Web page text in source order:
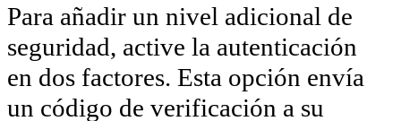
Para añadir un nivel adicional de
seguridad, active la autenticación
en dos factores. Esta opción envía
un código de verificación a su